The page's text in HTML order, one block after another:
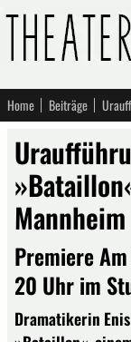
Home Beiträge
Mannheim
Premiere
20 Uhr im
Dramatikerin